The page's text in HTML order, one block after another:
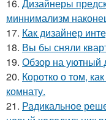
16. Дизайнеры
миннимализм
17. Как дизайнер
18. Вы бы сняли
19. Обзор на уютный
20. Коротко о том,
комнату.
21. Радикальное